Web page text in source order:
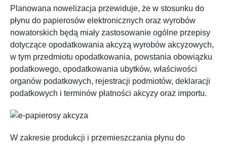
Planowana nowelizacja przewiduje, że w stosunku do
płynu do papierosów elektronicznych oraz wyrobów
nowatorskich będą miały zastosowanie ogólne przepisy
dotyczące opodatkowania akcyzą wyrobów akcyzowych,
w tym przedmiotu opodatkowania, powstania obowiązku
podatkowego, opodatkowania ubytków, właściwości
organów podatkowych, rejestracji podmiotów, deklaracji
podatkowych i terminów płatności akcyzy oraz importu.
W zakresie produkcji i przemieszczania płynu do